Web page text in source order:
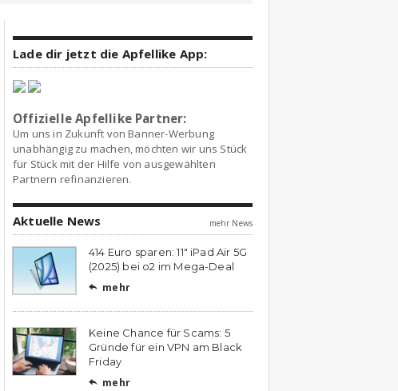
Lade dir jetzt die Apfellike App:
Offizielle Apfellike Partner:
Um uns in Zukunft von Banner-Werbung
unabhängig zu machen, möchten wir uns Stück
für Stück mit der Hilfe von ausgewählten
Partnern refinanzieren.
Aktuelle News mehr News
414 Euro sparen: 11″ iPad Air 5G
(2025) bei o2 im Mega-Deal
 mehr
Keine Chance für Scams: 5
Gründe für ein VPN am Black
Friday
 mehr